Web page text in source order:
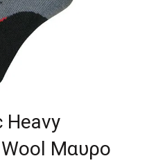
Heavy
Μαυρο